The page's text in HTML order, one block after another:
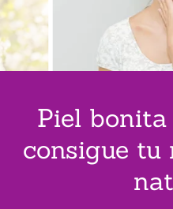
Piel
consigue tu